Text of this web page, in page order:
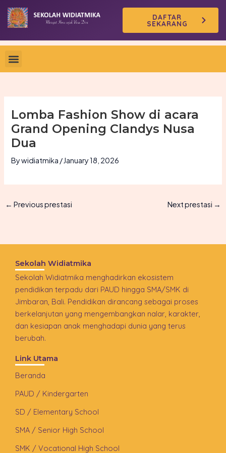
Skip
content
DAFTAR
SEKARANG
Lomba Fashion Show di acara
Grand Opening Clandys Nusa
Dua
Bywidiatmika /January 18, 2026
← Previous prestasi Next prestasi →
Sekolah Widiatmika
Sekolah Widiatmika menghadirkan ekosistem
pendidikan terpadu dari PAUD hingga SMA/SMK di
Jimbaran, Bali. Pendidikan dirancang sebagai proses
berkelanjutan yang mengembangkan nalar, karakter,
dan kesiapan anak menghadapi dunia yang terus
berubah.
Link Utama
Beranda
PAUD / Kindergarten
SD / Elementary School
SMA / Senior High School
SMK / Vocational High School